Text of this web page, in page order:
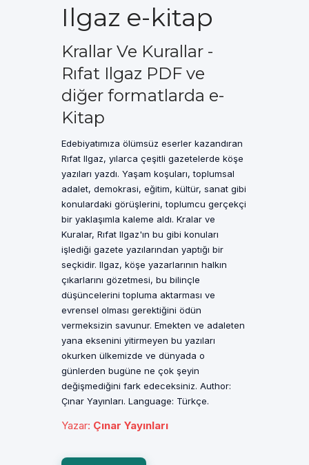
Ilgaz e-kitap
Krallar Ve Kurallar -
Rıfat Ilgaz PDF ve
diğer formatlarda e-
Kitap
Edebiyatımıza ölümsüz eserler kazandıran
Rıfat Ilgaz, yılarca çeşitli gazetelerde köşe
yazıları yazdı. Yaşam koşuları, toplumsal
adalet, demokrasi, eğitim, kültür, sanat gibi
konulardaki görüşlerini, toplumcu gerçekçi
bir yaklaşımla kaleme aldı. Kralar ve
Kuralar, Rıfat Ilgaz'ın bu gibi konuları
işlediği gazete yazılarından yaptığı bir
seçkidir. Ilgaz, köşe yazarlarının halkın
çıkarlarını gözetmesi, bu bilinçle
düşüncelerini topluma aktarması ve
evrensel olması gerektiğini ödün
vermeksizin savunur. Emekten ve adaleten
yana eksenini yitirmeyen bu yazıları
okurken ülkemizde ve dünyada o
günlerden bugüne ne çok şeyin
değişmediğini fark edeceksiniz. Author:
Çınar Yayınları. Language: Türkçe.
Yazar: Çınar Yayınları